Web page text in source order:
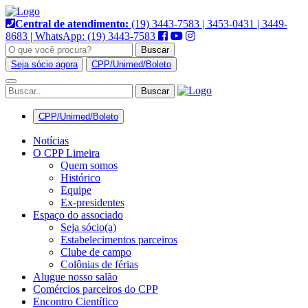
Pular
para
o
conteúdo
Central de atendimento: (19) 3443-7583 | 3453-0431 | 3449-
8683 | WhatsApp: (19) 3443-7583
Buscar
Seja sócio agora
CPP/Unimed/Boleto
Alternar
navegação
CPP/Unimed/Boleto
Notícias
O CPP Limeira
Quem somos
Histórico
Equipe
Ex-presidentes
Espaço do associado
Seja sócio(a)
Estabelecimentos parceiros
Clube de campo
Colônias de férias
Alugue nosso salão
Comércios parceiros do CPP
Encontro Científico